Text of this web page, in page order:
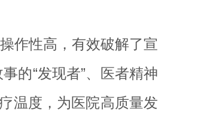
作性高，有效破解了宣
的“发现者”、医者精神
温度，为医院高质量发